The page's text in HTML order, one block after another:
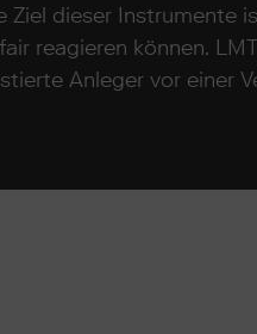
Ziel dieser Instrumente
reagieren können.
Anleger vor einer